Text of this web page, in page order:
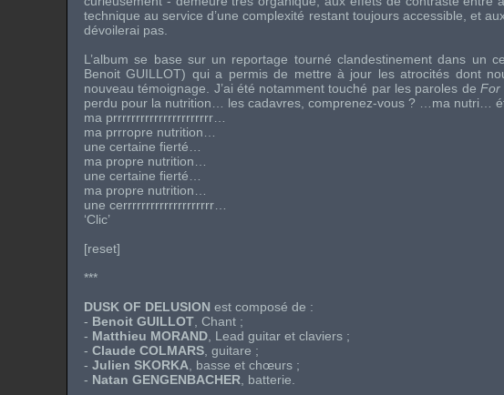
technique au service d’une complexité restant toujours accessible, et
dévoilerai pas.
L’album se base sur un reportage tourné clandestinement dans un
Benoit GUILLOT) qui a permis de mettre à jour les atrocités dont
nouveau témoignage. J’ai été notamment touché par les paroles de For
perdu pour la nutrition… les cadavres, comprenez-vous ? …ma nutri…
ma prrrrrrrrrrrrrrrrrrrrrr…
ma prrropre nutrition…
une certaine fierté…
ma propre nutrition…
une certaine fierté…
ma propre nutrition…
une cerrrrrrrrrrrrrrrrrrrr…
‘Clic’
[reset]
***
DUSK OF DELUSION est composé de :
- Benoit GUILLOT , Chant ;
- Matthieu MORAND , Lead guitar et claviers ;
- Claude COLMARS , guitare ;
- Julien SKORKA , basse et chœurs ;
- Natan GENGENBACHER , batterie.